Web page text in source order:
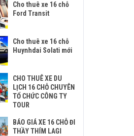
Cho thuê xe 16 chỗ
Ford Transit
Cho thuê xe 16 chỗ
Huynhdai Solati mới
CHO THUÊ XE DU
LỊCH 16 CHỖ CHUYÊN
TỔ CHỨC CÔNG TY
TOUR
BÁO GIÁ XE 16 CHỖ ĐI
THẦY THÍM LAGI